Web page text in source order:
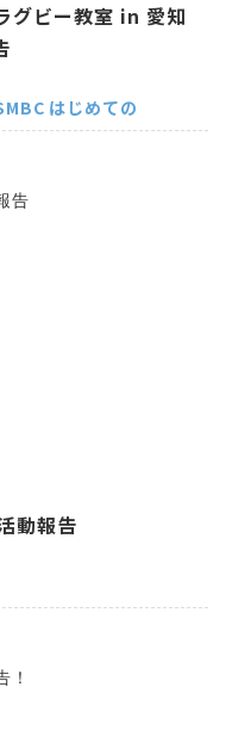
ビー教室 in 愛知
はじめての
動報告